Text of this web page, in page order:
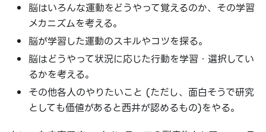
脳はいろんな運動をどうやって覚えるのか、その学習
メカニズムを考える。
脳が学習した運動のスキルやコツを探る。
脳はどうやって状況に応じた行動を学習・選択してい
るかを考える。
その他各人のやりたいこと (ただし、面白そうで研究
としても価値があると西井が認めるもの)をやる。